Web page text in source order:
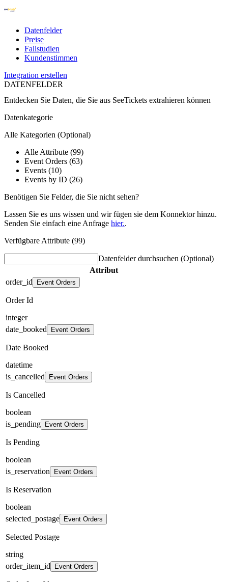
Datenfelder
Preise
Fallstudien
Kundenstimmen
Integration erstellen
DATENFELDER
Entdecken Sie Daten, die Sie aus SeeTickets extrahieren können
Datenkategorie
Alle Kategorien (Optional)
Alle Attribute (99)
Event Orders (63)
Events (10)
Events by ID (26)
Benötigen Sie Felder, die Sie nicht sehen?
Lassen Sie es uns wissen und wir fügen sie dem Konnektor hinzu.
Senden Sie einfach eine Anfrage hier..
Verfügbare Attribute (99)
Datenfelder durchsuchen (Optional)
Attribut
order_id
Event Orders
Order Id
integer
date_booked
Event Orders
Date Booked
datetime
is_cancelled
Event Orders
Is Cancelled
boolean
is_pending
Event Orders
Is Pending
boolean
is_reservation
Event Orders
Is Reservation
boolean
selected_postage
Event Orders
Selected Postage
string
order_item_id
Event Orders